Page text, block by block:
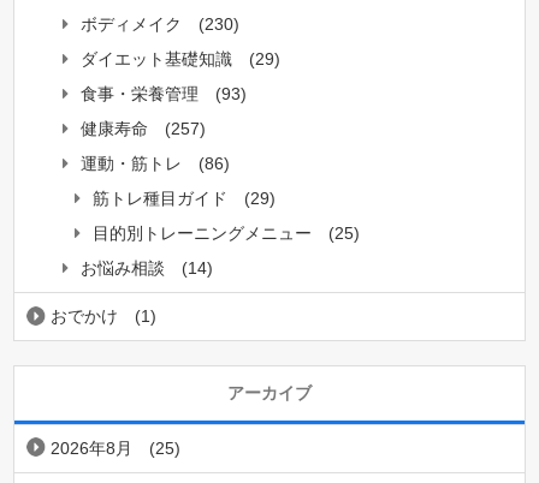
ボディメイク
(230)
ダイエット基礎知識
(29)
食事・栄養管理
(93)
健康寿命
(257)
運動・筋トレ
(86)
筋トレ種目ガイド
(29)
目的別トレーニングメニュー
(25)
お悩み相談
(14)
おでかけ (1)
アーカイブ
2026年8月 (25)